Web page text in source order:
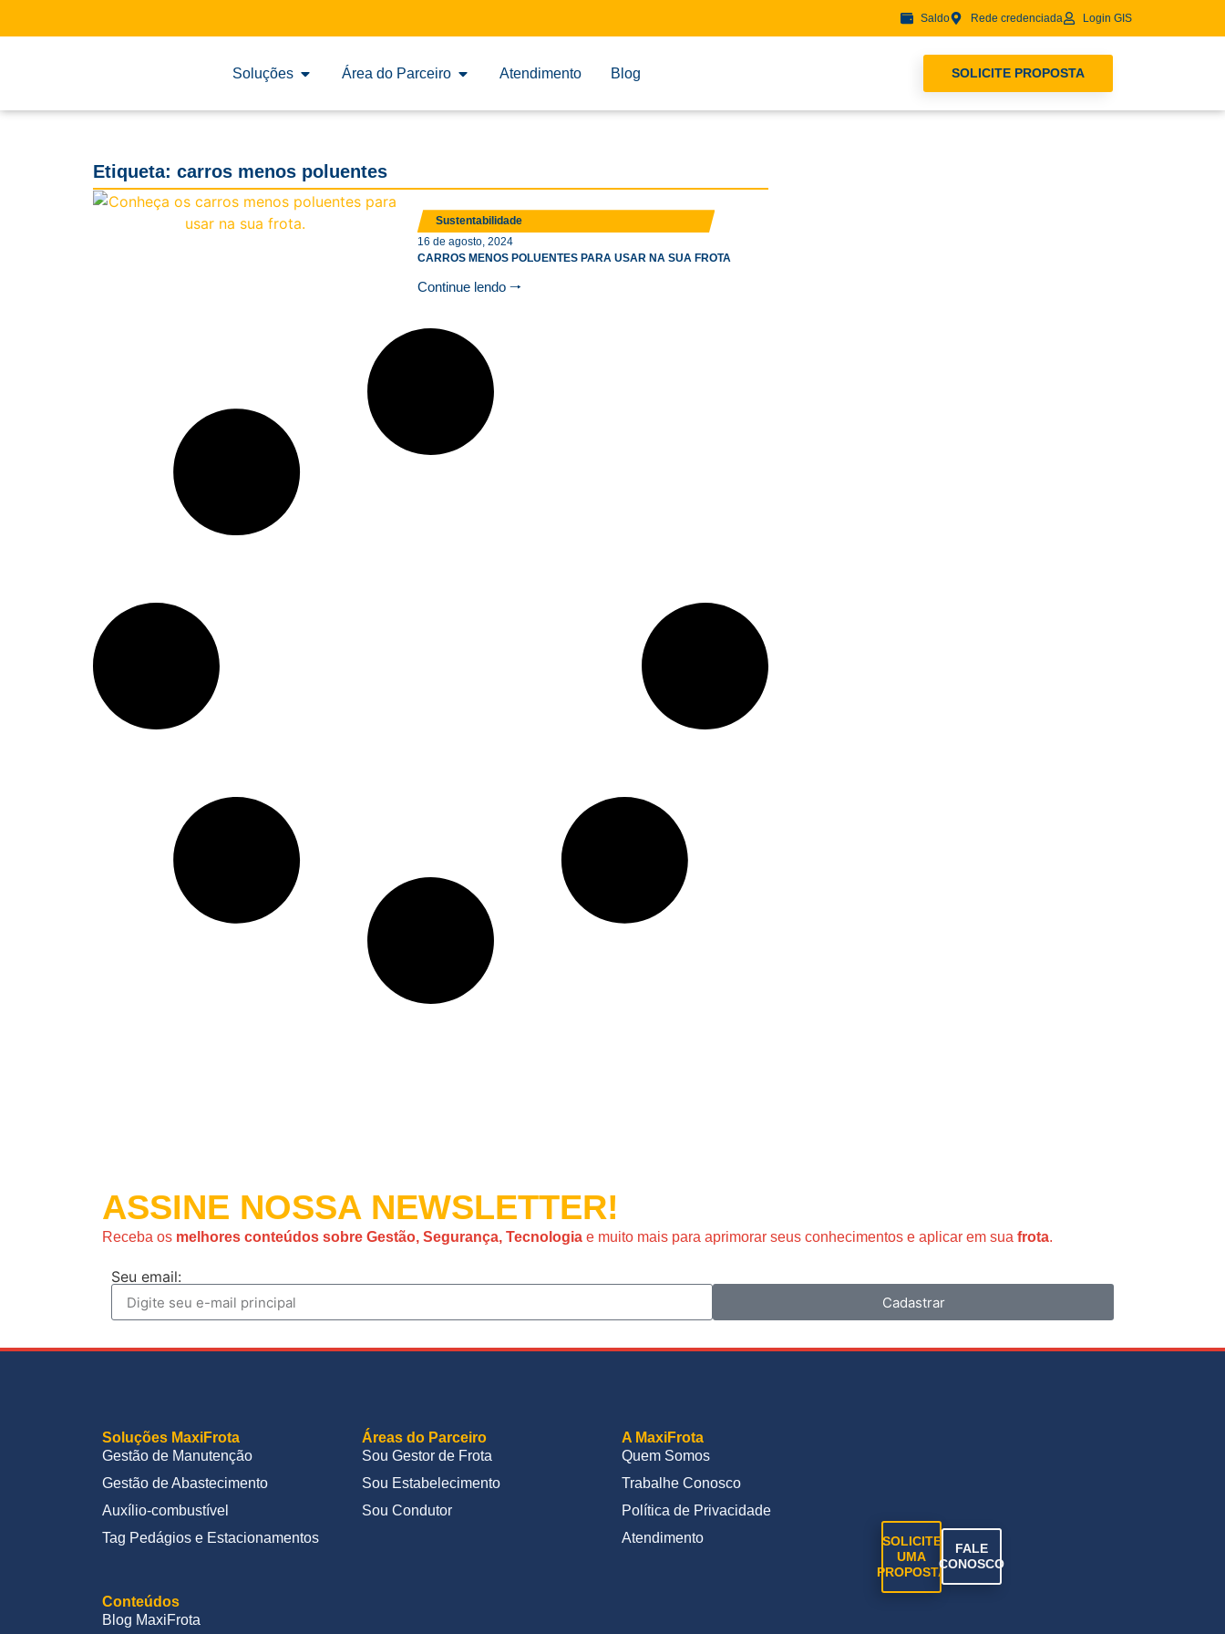
Saldo Rede credenciada Login GIS
Soluções Área do Parceiro Atendimento Blog SOLICITE PROPOSTA
Etiqueta: carros menos poluentes
Sustentabilidade
16 de agosto, 2024
CARROS MENOS POLUENTES PARA USAR NA SUA FROTA
Continue lendo 🠒
ASSINE NOSSANEWSLETTER!
Receba os melhores conteúdos sobre Gestão, Segurança, Tecnologia e muito mais para aprimorar seus conhecimentos e aplicar em sua frota.
Seu email:
Cadastrar
Soluções MaxiFrota
Gestão de Manutenção
Gestão de Abastecimento
Auxílio-combustível
Tag Pedágios e Estacionamentos
Conteúdos
Blog MaxiFrota
Áreas do Parceiro
Sou Gestor de Frota
Sou Estabelecimento
Sou Condutor
A MaxiFrota
Quem Somos
Trabalhe Conosco
Política de Privacidade
Atendimento
SOLICITE
UMA
PROPOSTA
FALE
CONOSCO